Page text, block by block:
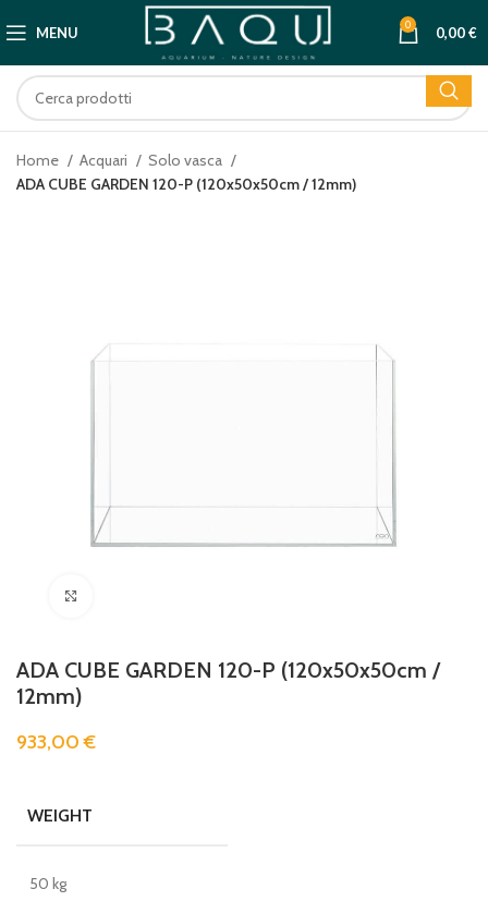
MENU 0 0,00€
Home Acquari
Solo vasca
ADA CUBE GARDEN 120-P (120x50x50cm / 12mm)
ADA CUBE GARDEN 120-P (120x50x50cm /
12mm)
933,00€
WEIGHT
50 kg